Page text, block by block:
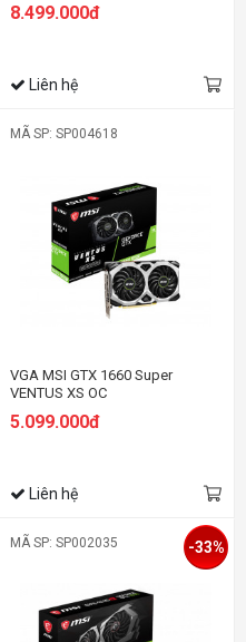
8.499.000đ
Liên hệ
MÃ SP: SP004618
VGA MSI GTX 1660 Super
VENTUS XS OC
5.099.000đ
Liên hệ
MÃ SP: SP002035 -33%